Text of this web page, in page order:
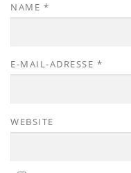
NAME *
E-MAIL-ADRESSE *
WEBSITE